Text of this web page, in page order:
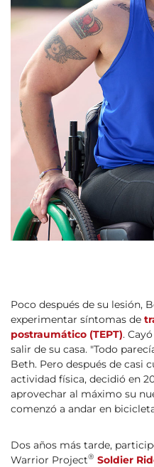
Poco después de su lesión,
experimentar síntomas de
postraumático (TEPT).
salir de su casa. "Todo
Beth. Pero después de casi
actividad física, decidió en
aprovechar al máximo su
comenzó a andar en
Dos años más tarde,
Warrior Project® Soldier